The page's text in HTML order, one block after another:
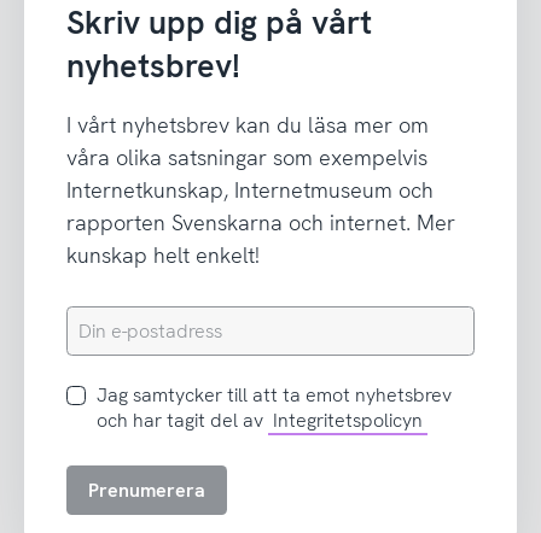
Skriv upp dig på vårt
nyhetsbrev!
I vårt nyhetsbrev kan du läsa mer om
våra olika satsningar som exempelvis
Internetkunskap, Internetmuseum och
rapporten Svenskarna och internet. Mer
kunskap helt enkelt!
Din
e-
Jag
samtycker
att
Jag samtycker till att ta emot nyhetsbrev
och har tagit del av Integritetspolicyn
Prenumerera